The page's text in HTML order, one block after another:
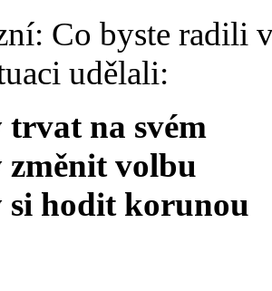
Co byste radili
udělali:
trvat na svém
změnit volbu
si hodit korunou